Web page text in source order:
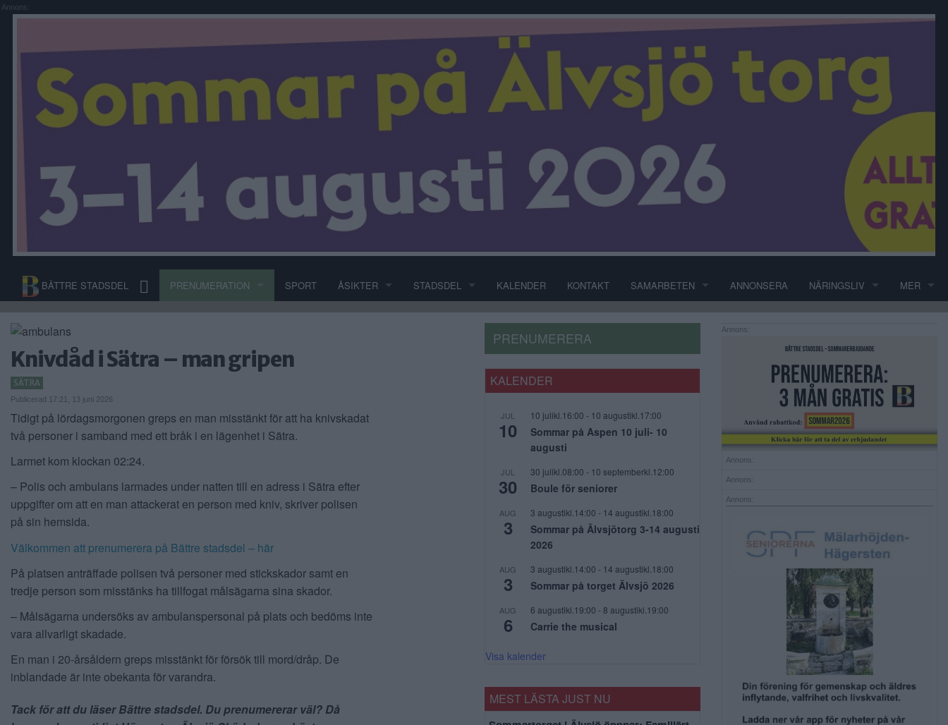
Annons:
BÄTTRE STADSDEL PRENUMERATION SPORT ÅSIKTER STADSDEL KALENDER KONTAKT SAMARBETEN ANNONSERA NÄRINGSLIV MER
Knivdåd i Sätra – man gripen
SÄTRA
Publicerad 17:21, 13 juni 2026
Tidigt på lördagsmorgonen greps en man misstänkt för att ha knivskadat
två personer i samband med ett bråk i en lägenhet i Sätra.
Larmet kom klockan 02:24.
– Polis och ambulans larmades under natten till en adress i Sätra efter
uppgifter om att en man attackerat en person med kniv, skriver polisen
på sin hemsida.
Välkommen att prenumerera på Bättre stadsdel – här
På platsen anträffade polisen två personer med stickskador samt en
tredje person som misstänks ha tillfogat målsägarna sina skador.
– Målsägarna undersöks av ambulanspersonal på plats och bedöms inte
vara allvarligt skadade.
En man i 20-årsåldern greps misstänkt för försök till mord/dråp. De
inblandade är inte obekanta för varandra.
Tack för att du läser Bättre stadsdel. Du prenumererar väl? Då
PRENUMERERA
KALENDER
JUL
10
10 julikl.16:00 - 10 augustikl.17:00
Sommar på Aspen 10 juli- 10
augusti
JUL
30
30 julikl.08:00 - 10 septemberkl.12:00
Boule för seniorer
AUG
3
3 augustikl.14:00 - 14 augustikl.18:00
Sommar på Älvsjötorg 3-14 augusti
2026
AUG
3
3 augustikl.14:00 - 14 augustikl.18:00
Sommar på torget Älvsjö 2026
AUG
6
6 augustikl.19:00 - 8 augustikl.19:00
Carrie the musical
Visa kalender
MEST LÄSTA JUST NU
Annons:
Annons:
Annons:
Annons: